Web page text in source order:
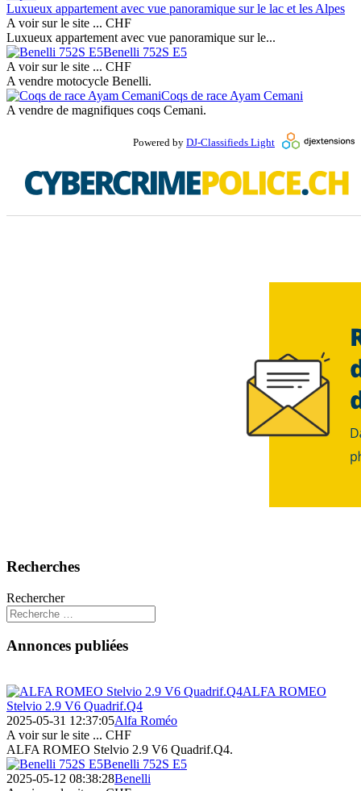
Luxueux appartement avec vue panoramique sur le lac et les Alpes
A voir sur le site ... CHF
Luxueux appartement avec vue panoramique sur le...
Benelli 752S E5
A voir sur le site ... CHF
A vendre motocycle Benelli.
Coqs de race Ayam Cemani
A vendre de magnifiques coqs Cemani.
Powered by DJ-Classifieds Light
Recherches
Rechercher
Annonces publiées
ALFA ROMEO
Stelvio 2.9 V6 Quadrif.Q4
2025-05-31 12:37:05Alfa Roméo
A voir sur le site ... CHF
ALFA ROMEO Stelvio 2.9 V6 Quadrif.Q4.
Benelli 752S E5
2025-05-12 08:38:28Benelli